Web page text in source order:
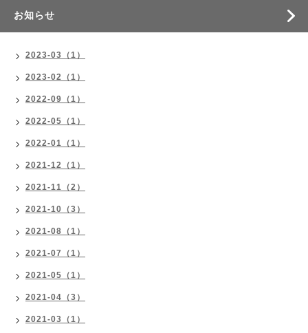
お知らせ
2023-03（1）
2023-02（1）
2022-09（1）
2022-05（1）
2022-01（1）
2021-12（1）
2021-11（2）
2021-10（3）
2021-08（1）
2021-07（1）
2021-05（1）
2021-04（3）
2021-03（1）